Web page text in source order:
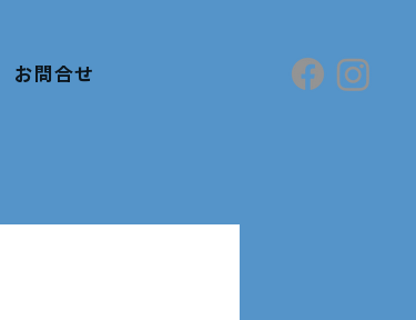
お問合せ